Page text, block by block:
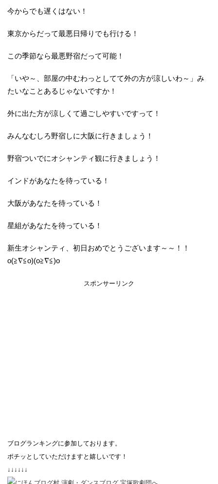
今からでも遅くはない！
東京からだって最悪日帰りでも行ける！
この季節なら最悪野宿だって可能！
「いや～、部屋の中むわっとしてて外の方が涼しいわ～」み
たいなことあるじゃないですか！
外に出た方が涼しくて過ごしやすいですって！
みんなむしろ野宿しに大阪に行きましょう！
野宿ついでにオシャンティ観に行きましょう！
インドがあなたを待っている！
大阪があなたを待っている！
星組があなたを待っている！
新生オシャンティ、初日おめでとうございます～～！！
o(≧∇≦o)(o≧∇≦)o
スポンサーリンク
ブログランキングに参加しております。
ポチッとしていただけますと嬉しいです！
↓↓↓↓↓↓